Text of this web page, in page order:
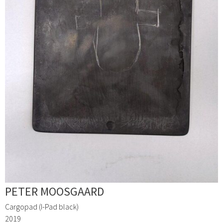
PETER MOOSGAARD
Cargopad (I-Pad black)
2019